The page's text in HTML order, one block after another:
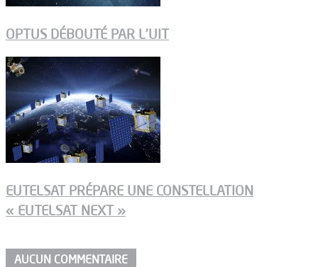
OPTUS DÉBOUTÉ PAR L’UIT
EUTELSAT PRÉPARE UNE CONSTELLATION
« EUTELSAT NEXT »
AUCUN COMMENTAIRE